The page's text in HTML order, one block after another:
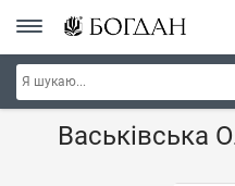
Головна Наші автори -
Васьківська